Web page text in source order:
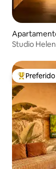
Studio
Entre os